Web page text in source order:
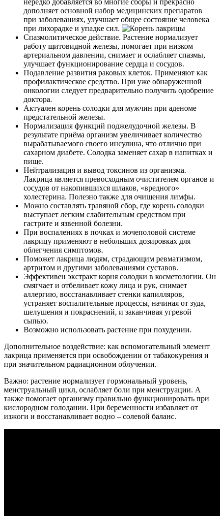
нередко добавляется во многие сборы и прекрасно
дополняет основной набор медицинских препаратов
при заболеваниях, улучшает общее состояние человека
при лихорадке и упадке сил.
Спазмолитическое действие. Растение нормализует
работу щитовидной железы, помогает при низком
артериальном давлении, снимает и ослабляет спазмы,
улучшает функционирование сердца и сосудов.
Подавление развития раковых клеток. Применяют как
профилактическое средство. При уже обнаруженной
онкологии следует предварительно получить одобрение
доктора.
Актуален корень солодки для мужчин при аденоме
предстательной железы.
Нормализация функций поджелудочной железы. В
результате приёма организм увеличивает количество
вырабатываемого своего инсулина, что отлично при
сахарном диабете. Солодка заменяет сахар в напитках и
пище.
Нейтрализация и вывод токсинов из организма.
Лакрица является превосходным очистителем органов и
сосудов от накопившихся шлаков, «вредного»
холестерина. Полезно также для очищения лимфы.
Можно составлять травяной сбор, где корень солодки
выступает легким слабительным средством при
гастрите и язвенной болезни.
При воспалениях в почках и мочеполовой системе
лакрицу применяют в небольших дозировках для
облегчения симптомов.
Поможет лакрица людям, страдающим ревматизмом,
артритом и другими заболеваниями суставов.
Эффективен экстракт корня солодки в косметологии. Он
смягчает и отбеливает кожу лица и рук, снимает
аллергию, восстанавливает стенки капилляров,
устраняет воспалительные процессы, начиная от зуда,
шелушения и покраснений, и заканчивая угревой
сыпью.
Возможно использовать растение при похудении.
Дополнительное воздействие: как вспомогательный элемент
лакрица применяется при освобождении от табакокурения и
при значительном радиационном облучении.
Важно: растение нормализует гормональный уровень,
менструальный цикл, ослабляет боли при менструации. А
также помогает организму правильно функционировать при
кислородном голодании. При беременности избавляет от
изжоги и восстанавливает водно – солевой баланс.